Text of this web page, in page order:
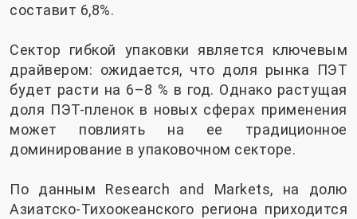
составит 6,8%.
Сектор гибкой упаковки является ключевым
драйвером: ожидается, что доля рынка ПЭТ
будет расти на 6–8 % в год. Однако растущая
доля ПЭТ-пленок в новых сферах применения
может повлиять на ее традиционное
доминирование в упаковочном секторе.
По данным Research and Markets, на долю
Азиатско-Тихоокеанского региона приходится